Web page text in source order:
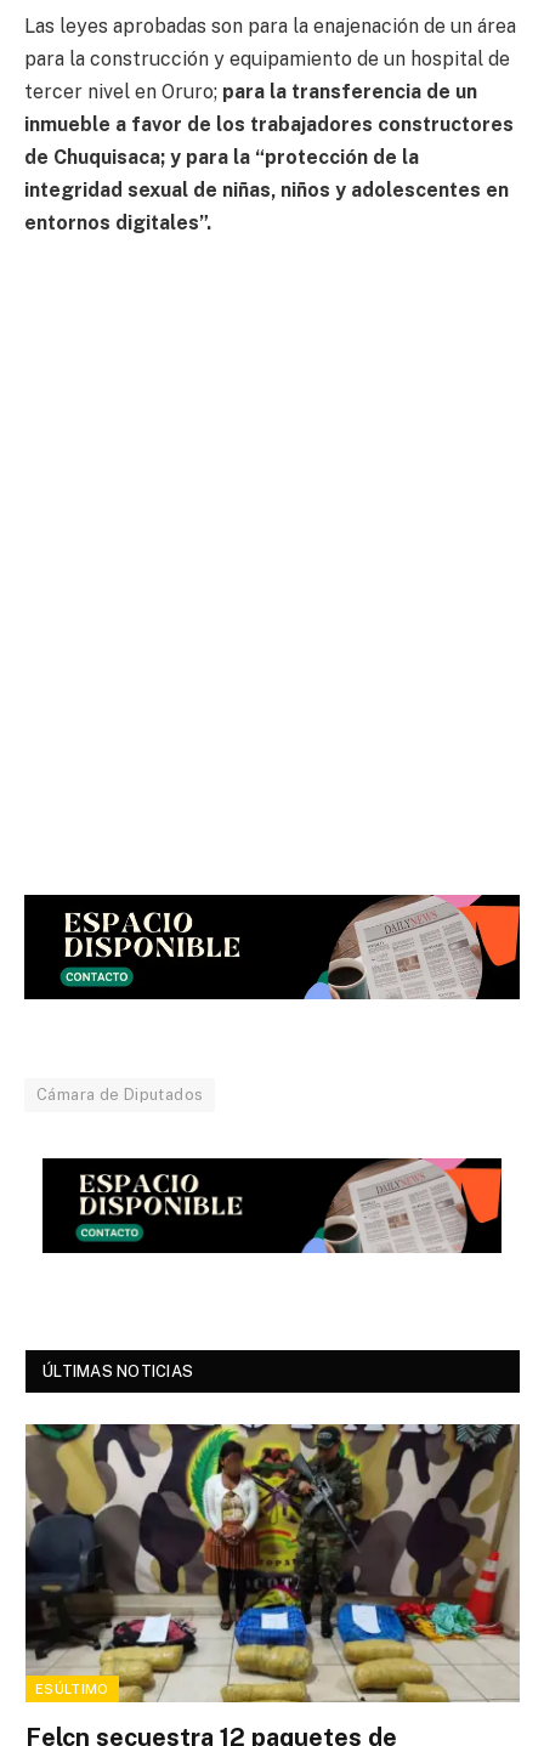
Las leyes aprobadas son para la enajenación de un área
para la construcción y equipamiento de un hospital de
tercer nivel en Oruro; para la transferencia de un
inmueble a favor de los trabajadores constructores
de Chuquisaca; y para la “protección de la
integridad sexual de niñas, niños y adolescentes en
entornos digitales”.
Cámara de Diputados
ÚLTIMAS NOTICIAS
ESÚLTIMO
Felcn secuestra 12 paquetes de